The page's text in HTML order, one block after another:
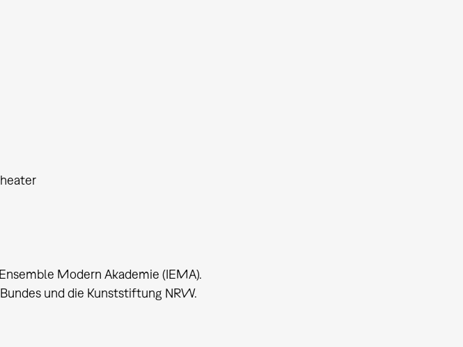
Modern Akademie (IEMA).
und die Kunststiftung NRW.